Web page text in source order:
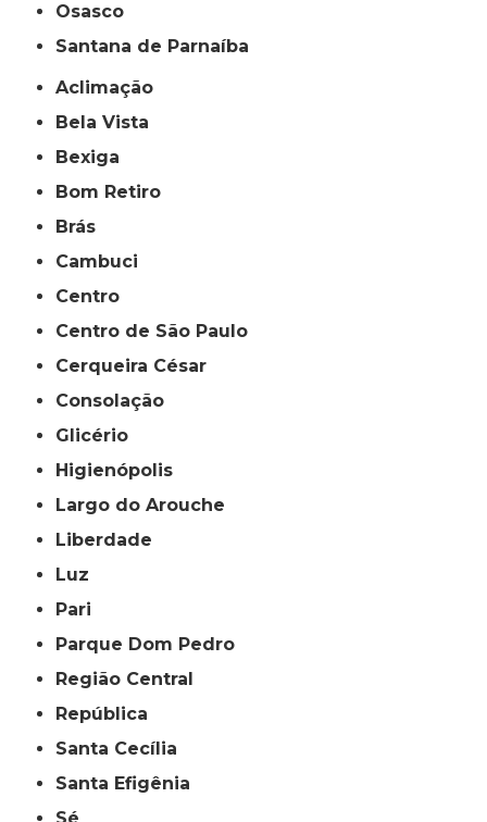
Osasco
Santana de Parnaíba
Aclimação
Bela Vista
Bexiga
Bom Retiro
Brás
Cambuci
Centro
Centro de São Paulo
Cerqueira César
Consolação
Glicério
Higienópolis
Largo do Arouche
Liberdade
Luz
Pari
Parque Dom Pedro
Região Central
República
Santa Cecília
Santa Efigênia